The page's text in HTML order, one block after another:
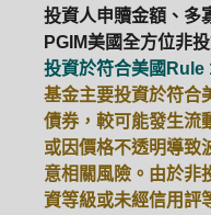
投資人申贖金額、多
PGIM美國全方位非
投資於符合美國Rule
基金主要投資於符合
債券，較可能發生流
或因價格不透明導致
意相關風險。由於非
資等級或未經信用評